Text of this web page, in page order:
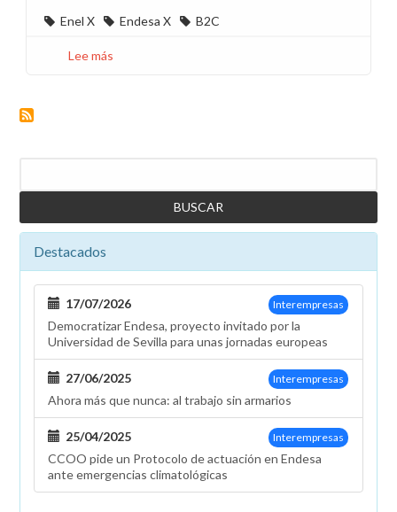
Enel X Endesa X B2C
Lee más
que
Destacados
Interempresas
17/07/2026
Democratizar Endesa, proyecto invitado por la
Universidad de Sevilla para unas jornadas europeas
Interempresas
27/06/2025
Ahora más que nunca: al trabajo sin armarios
Interempresas
25/04/2025
CCOO pide un Protocolo de actuación en Endesa
ante emergencias climatológicas